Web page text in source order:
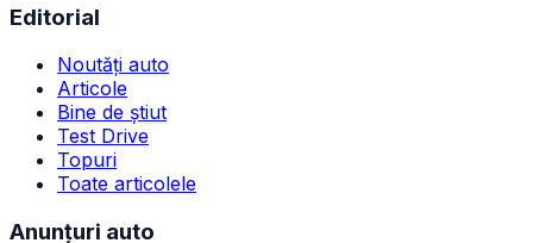
Editorial
Noutăți auto
Articole
Bine de știut
Test Drive
Topuri
Toate articolele
Anunțuri auto